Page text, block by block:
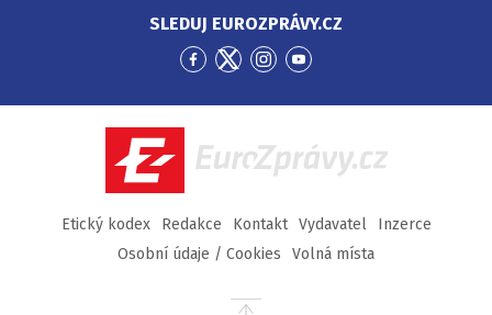
SLEDUJ EUROZPRÁVY.CZ
Přejít
Facebook
Přejít
Twitter
Přejít
Instagram
Přejít
YouTube
EuroZprávy.cz
Etický kodex Redakce Kontakt Vydavatel
Inzerce
Osobní údaje / Cookies
Volná místa
Přejít